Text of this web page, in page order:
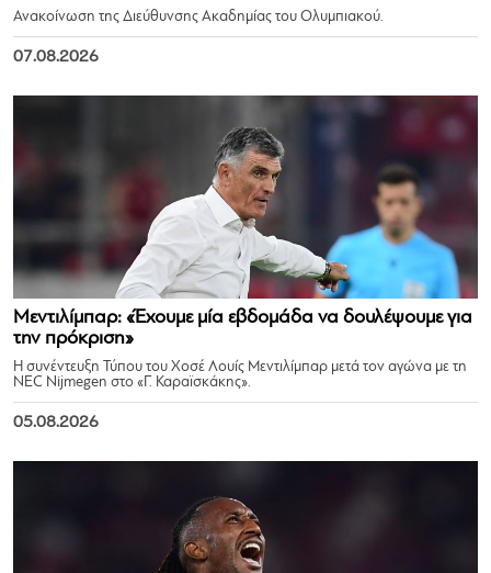
Ανακοίνωση της Διεύθυνσης Ακαδημίας του Ολυμπιακού.
07.08.2026
Μεντιλίμπαρ: «Έχουμε μία εβδομάδα να δουλέψουμε για
την πρόκριση»
Η συνέντευξη Τύπου του Χοσέ Λουίς Μεντιλίμπαρ μετά τον αγώνα με τη
NEC Nijmegen στο «Γ. Καραϊσκάκης».
05.08.2026